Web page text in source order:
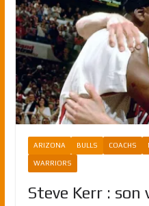
ARIZONA BULLS COACHS
WARRIORS
Steve Kerr : son